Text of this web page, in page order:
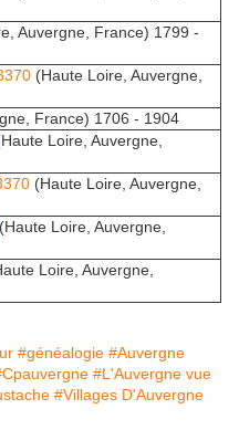
Auvergne, France) 1799 -
(Haute Loire, Auvergne,
France) 1706 - 1904
Loire, Auvergne,
(Haute Loire, Auvergne,
(Haute Loire, Auvergne,
Loire, Auvergne,
#généalogie #Auvergne
#L'Auvergne vue
#Villages D'Auvergne